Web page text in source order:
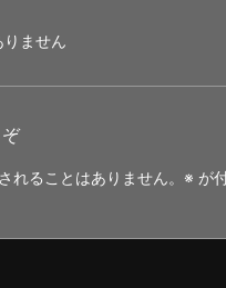
りません
れることはありません。 ※ が